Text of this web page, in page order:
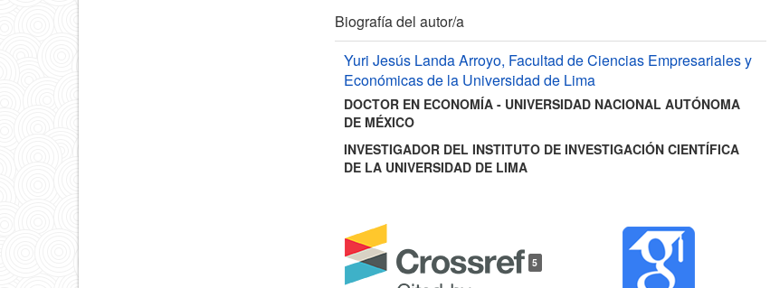
Detalles
del
artículo
Biografía del autor/a
Yuri Jesús Landa Arroyo, Facultad de Ciencias Empresariales y
Económicas de la Universidad de Lima
DOCTOR EN ECONOMÍA - UNIVERSIDAD NACIONAL AUTÓNOMA
DE MÉXICO
INVESTIGADOR DEL INSTITUTO DE INVESTIGACIÓN CIENTÍFICA
DE LA UNIVERSIDAD DE LIMA
5